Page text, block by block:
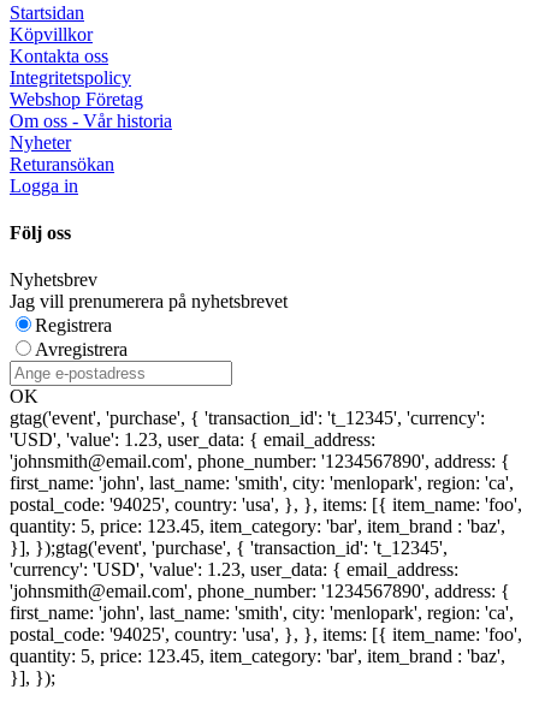
Startsidan
Köpvillkor
Kontakta oss
Integritetspolicy
Webshop Företag
Om oss - Vår historia
Nyheter
Returansökan
Logga in
Följ oss
Nyhetsbrev
Jag vill prenumerera på nyhetsbrevet
Registrera
Avregistrera
OK
gtag('event', 'purchase', { 'transaction_id': 't_12345', 'currency':
'USD', 'value': 1.23, user_data: { email_address:
'johnsmith@email.com', phone_number: '1234567890', address: {
first_name: 'john', last_name: 'smith', city: 'menlopark', region: 'ca',
postal_code: '94025', country: 'usa', }, }, items: [{ item_name: 'foo',
quantity: 5, price: 123.45, item_category: 'bar', item_brand : 'baz',
}], });gtag('event', 'purchase', { 'transaction_id': 't_12345',
'currency': 'USD', 'value': 1.23, user_data: { email_address:
'johnsmith@email.com', phone_number: '1234567890', address: {
first_name: 'john', last_name: 'smith', city: 'menlopark', region: 'ca',
postal_code: '94025', country: 'usa', }, }, items: [{ item_name: 'foo',
quantity: 5, price: 123.45, item_category: 'bar', item_brand : 'baz',
}], });